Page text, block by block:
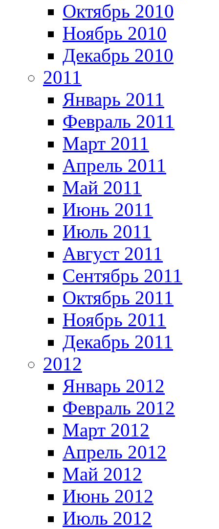
Октябрь 2010
Ноябрь 2010
Декабрь 2010
2011
Январь 2011
Февраль 2011
Март 2011
Апрель 2011
Май 2011
Июнь 2011
Июль 2011
Август 2011
Сентябрь 2011
Октябрь 2011
Ноябрь 2011
Декабрь 2011
2012
Январь 2012
Февраль 2012
Март 2012
Апрель 2012
Май 2012
Июнь 2012
Июль 2012